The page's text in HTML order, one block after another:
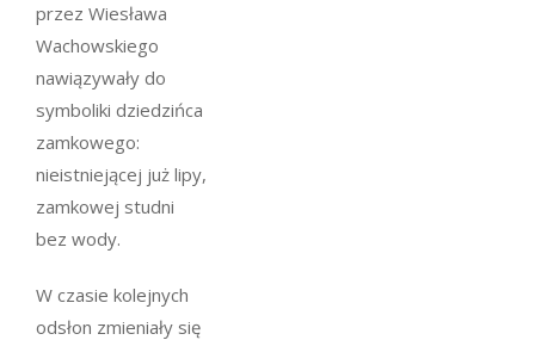
przez Wiesława
Wachowskiego
nawiązywały do
symboliki dziedzińca
zamkowego:
nieistniejącej już lipy,
zamkowej studni
bez wody.
W czasie kolejnych
odsłon zmieniały się